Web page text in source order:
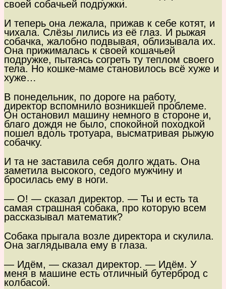
своей собачьей подружки.
И теперь она лежала, прижав к себе котят, и
чихала. Слёзы лились из её глаз. И рыжая
собачка, жалобно подвывая, облизывала их.
Она прижималась к своей кошачьей
подружке, пытаясь согреть ту теплом своего
тела. Но кошке-маме становилось всё хуже и
хуже…
В понедельник, по дороге на работу,
директор вспомнило возникшей проблеме.
Он остановил машину немного в стороне и,
благо дождя не было, спокойной походкой
пошел вдоль тротуара, высматривая рыжую
собачку.
И та не заставила себя долго ждать. Она
заметила высокого, седого мужчину и
бросилась ему в ноги.
— О! — сказал директор. — Ты и есть та
самая страшная собака, про которую всем
рассказывал математик?
Собака прыгала возле директора и скулила.
Она заглядывала ему в глаза.
— Идём, — сказал директор. — Идём. У
меня в машине есть отличный бутерброд с
колбасой.